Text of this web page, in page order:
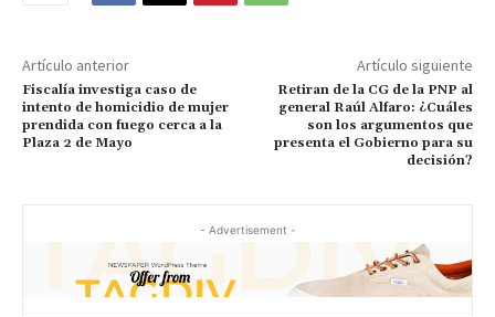
Artículo anterior
Fiscalía investiga caso de
intento de homicidio de mujer
prendida con fuego cerca a la
Plaza 2 de Mayo
Artículo siguiente
Retiran de la CG de la PNP al
general Raúl Alfaro: ¿Cuáles
son los argumentos que
presenta el Gobierno para su
decisión?
- Advertisement -